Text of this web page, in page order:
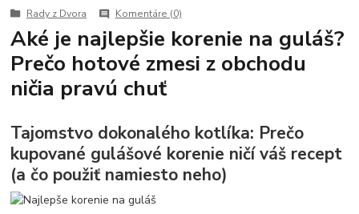
Rady z Dvora
Komentáre (0)
Aké je najlepšie korenie na guláš?
Prečo hotové zmesi z obchodu
ničia pravú chuť
Tajomstvo dokonalého kotlíka: Prečo
kupované gulášové korenie ničí váš recept
(a čo použiť namiesto neho)